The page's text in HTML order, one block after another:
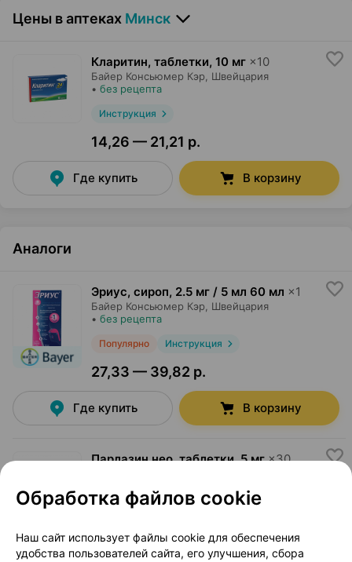
Цены в аптеках Минск
Кларитин, таблетки, 10 мг ×10
Байер Консьюмер Кэр, Швейцария
• без рецепта
Инструкция
14,26 — 21,21 р.
Где купить В корзину
Аналоги
Эриус, сироп, 2.5 мг / 5 мл 60 мл ×1
Байер Консьюмер Кэр, Швейцария
• без рецепта
Популярно Инструкция
27,33 — 39,82 р.
Где купить В корзину
Парлазин нео, таблетки, 5 мг×30
Популярно
29,23 — 46,47 р.
Обработка файлов cookie
Наш сайт использует файлы cookie для обеспечения
удобства пользователей сайта, его улучшения, сбора